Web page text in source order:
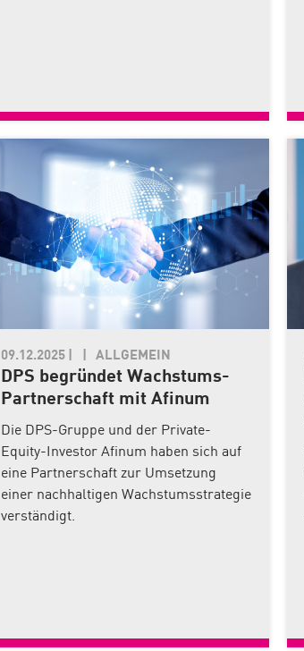
09.12.2025| ALLGEMEIN
DPS begründet Wachstums-
Partnerschaft mit Afinum
Die DPS-Gruppe und der Private-
Equity-Investor Afinum haben sich auf
eine Partnerschaft zur Umsetzung
einer nachhaltigen Wachstumsstrategie
verständigt.